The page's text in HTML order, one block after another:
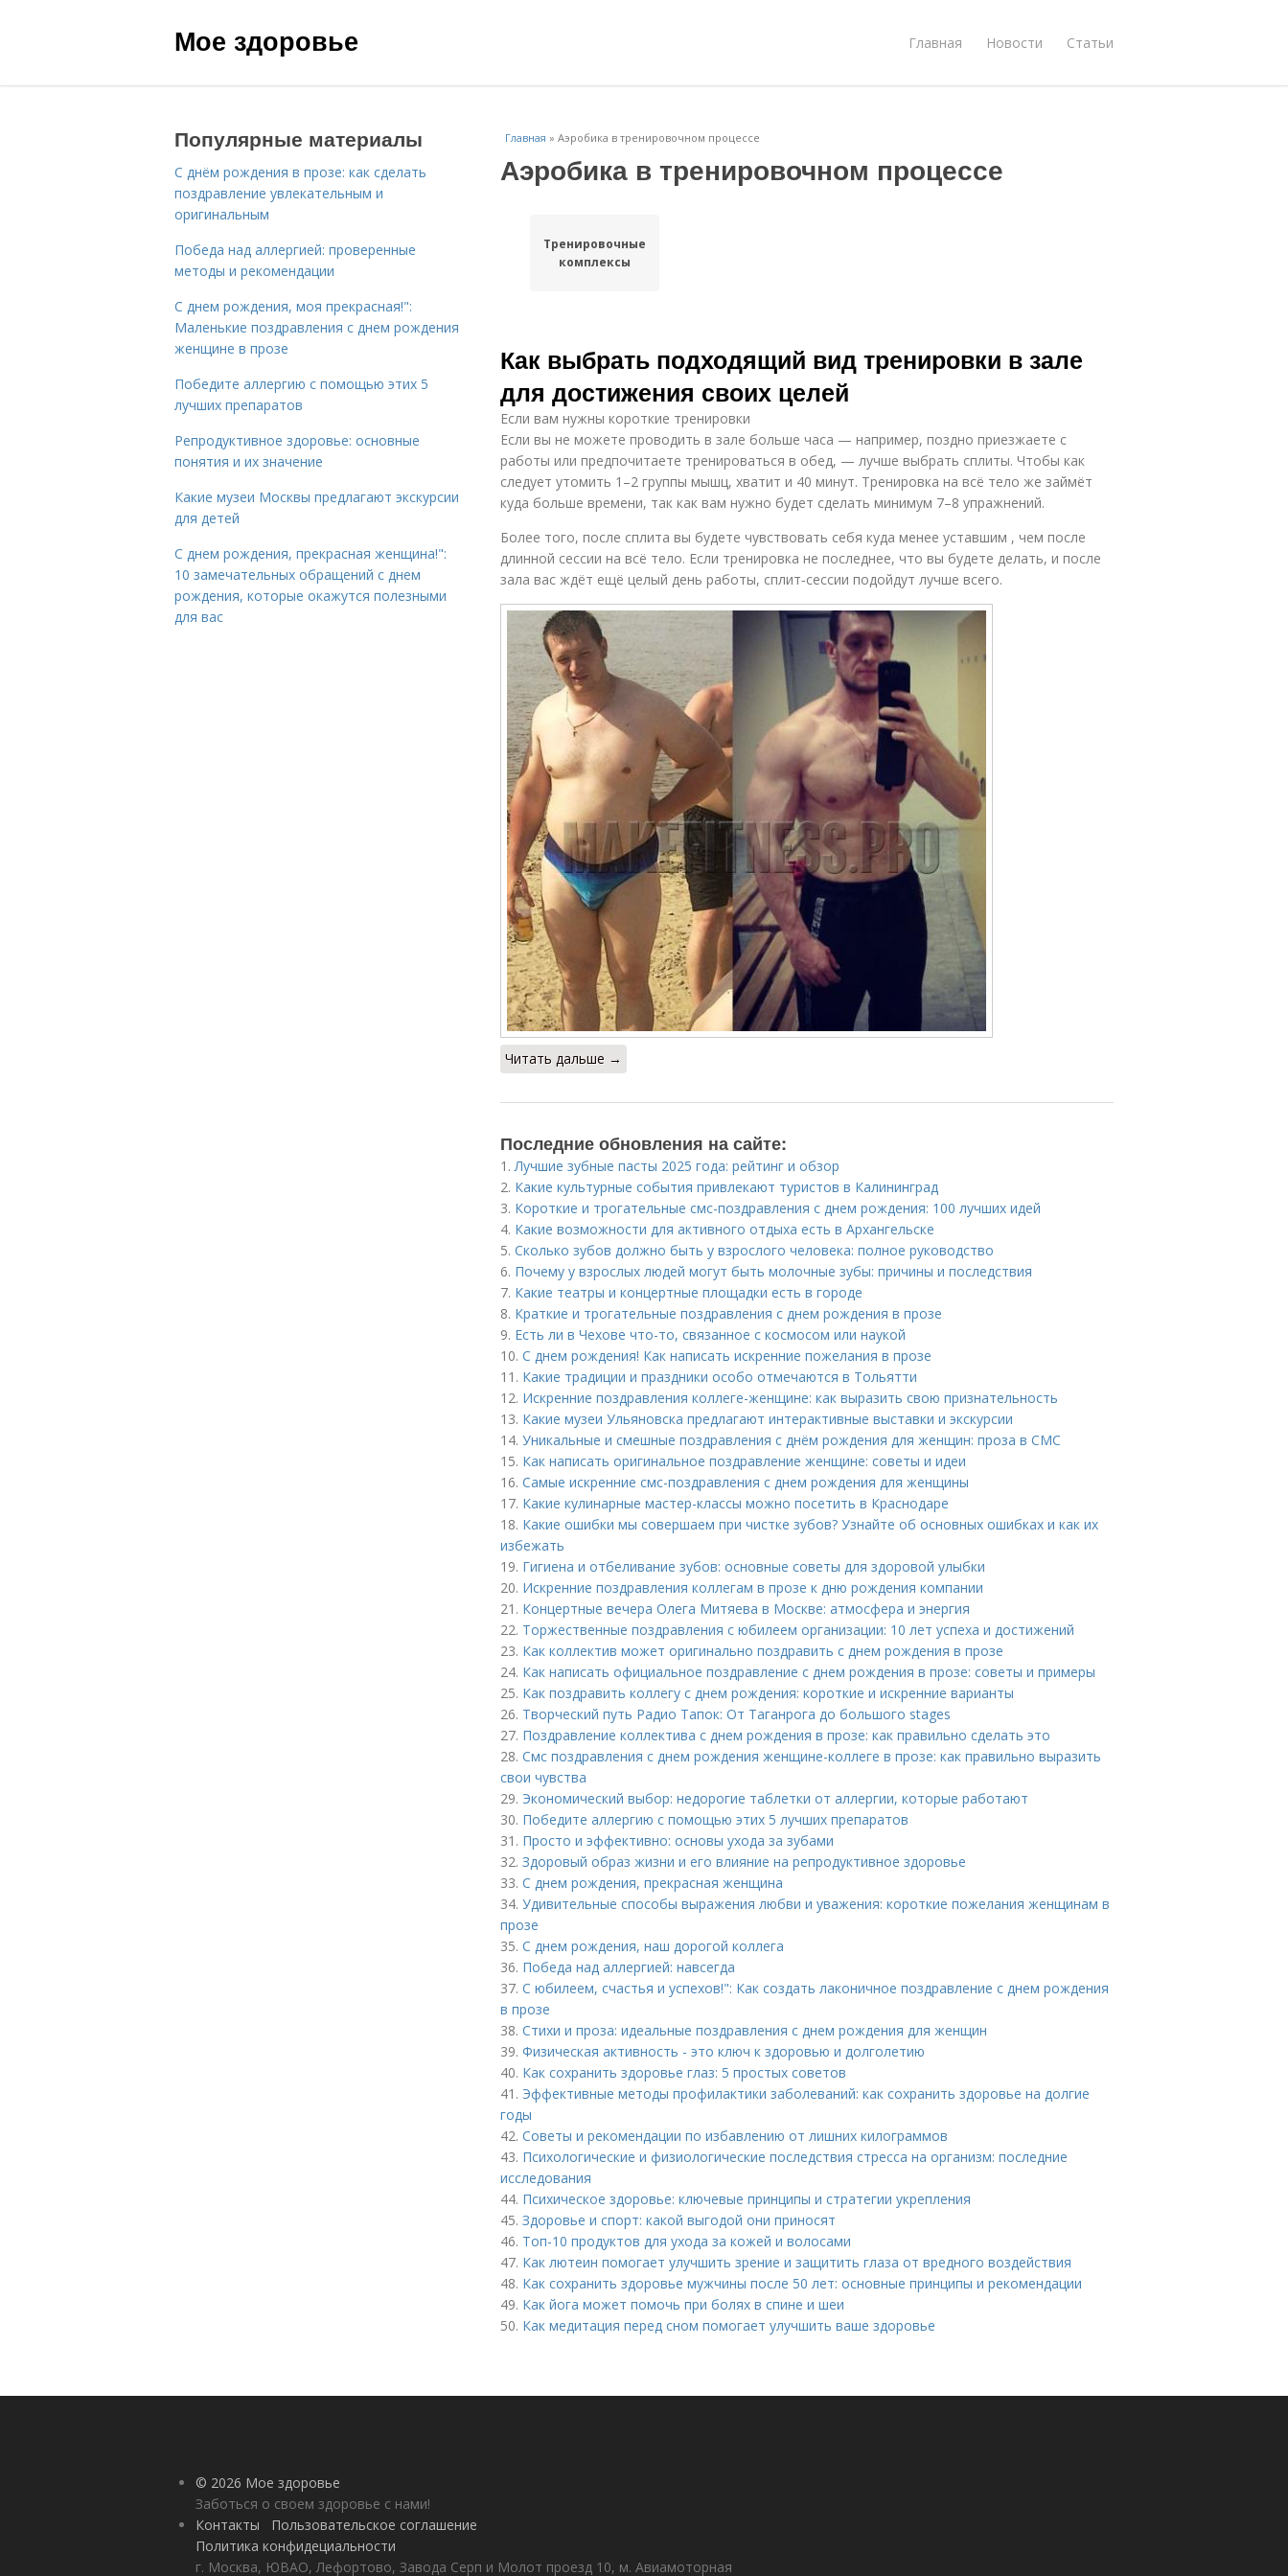
Мое здоровье Главная Новости Статьи
Главная » Аэробика в тренировочном процессе
Аэробика в тренировочном процессе
Тренировочные
комплексы
Как выбрать подходящий вид тренировки в зале
для достижения своих целей
Если вам нужны короткие тренировки
Если вы не можете проводить в зале больше часа — например, поздно приезжаете с
работы или предпочитаете тренироваться в обед, — лучше выбрать сплиты. Чтобы как
следует утомить 1–2 группы мышц, хватит и 40 минут. Тренировка на всё тело же займёт
куда больше времени, так как вам нужно будет сделать минимум 7–8 упражнений.
Более того, после сплита вы будете чувствовать себя куда менее уставшим , чем после
длинной сессии на всё тело. Если тренировка не последнее, что вы будете делать, и после
зала вас ждёт ещё целый день работы, сплит‑сессии подойдут лучше всего.
Читать дальше →
Последние обновления на сайте:
1.Лучшие зубные пасты 2025 года: рейтинг и обзор
2. Какие культурные события привлекают туристов в Калининград
3. Короткие и трогательные смс-поздравления с днем рождения: 100 лучших идей
4. Какие возможности для активного отдыха есть в Архангельске
5. Сколько зубов должно быть у взрослого человека: полное руководство
6. Почему у взрослых людей могут быть молочные зубы: причины и последствия
7. Какие театры и концертные площадки есть в городе
8. Краткие и трогательные поздравления с днем рождения в прозе
9. Есть ли в Чехове что-то, связанное с космосом или наукой
10. С днем рождения! Как написать искренние пожелания в прозе
11. Какие традиции и праздники особо отмечаются в Тольятти
12. Искренние поздравления коллеге-женщине: как выразить свою признательность
13. Какие музеи Ульяновска предлагают интерактивные выставки и экскурсии
14. Уникальные и смешные поздравления с днём рождения для женщин: проза в СМС
15. Как написать оригинальное поздравление женщине: советы и идеи
16. Самые искренние смс-поздравления с днем рождения для женщины
17. Какие кулинарные мастер-классы можно посетить в Краснодаре
18. Какие ошибки мы совершаем при чистке зубов? Узнайте об основных ошибках и как их
избежать
19. Гигиена и отбеливание зубов: основные советы для здоровой улыбки
20. Искренние поздравления коллегам в прозе к дню рождения компании
21. Концертные вечера Олега Митяева в Москве: атмосфера и энергия
22. Торжественные поздравления с юбилеем организации: 10 лет успеха и достижений
23. Как коллектив может оригинально поздравить с днем рождения в прозе
24. Как написать официальное поздравление с днем рождения в прозе: советы и примеры
25. Как поздравить коллегу с днем рождения: короткие и искренние варианты
26. Творческий путь Радио Тапок: От Таганрога до большого stages
27. Поздравление коллектива с днем рождения в прозе: как правильно сделать это
28. Смс поздравления с днем рождения женщине-коллеге в прозе: как правильно выразить
свои чувства
29. Экономический выбор: недорогие таблетки от аллергии, которые работают
30. Победите аллергию с помощью этих 5 лучших препаратов
31. Просто и эффективно: основы ухода за зубами
32. Здоровый образ жизни и его влияние на репродуктивное здоровье
33. С днем рождения, прекрасная женщина
34. Удивительные способы выражения любви и уважения: короткие пожелания женщинам в
прозе
35. С днем рождения, наш дорогой коллега
36. Победа над аллергией: навсегда
37. С юбилеем, счастья и успехов!": Как создать лаконичное поздравление с днем рождения
в прозе
38. Стихи и проза: идеальные поздравления с днем рождения для женщин
39. Физическая активность - это ключ к здоровью и долголетию
40. Как сохранить здоровье глаз: 5 простых советов
41. Эффективные методы профилактики заболеваний: как сохранить здоровье на долгие
годы
42. Советы и рекомендации по избавлению от лишних килограммов
43. Психологические и физиологические последствия стресса на организм: последние
исследования
44. Психическое здоровье: ключевые принципы и стратегии укрепления
45. Здоровье и спорт: какой выгодой они приносят
46. Топ-10 продуктов для ухода за кожей и волосами
47. Как лютеин помогает улучшить зрение и защитить глаза от вредного воздействия
48. Как сохранить здоровье мужчины после 50 лет: основные принципы и рекомендации
49. Как йога может помочь при болях в спине и шеи
50. Как медитация перед сном помогает улучшить ваше здоровье
Популярные материалы
С днём рождения в прозе: как сделать
поздравление увлекательным и
оригинальным
Победа над аллергией: проверенные
методы и рекомендации
С днем рождения, моя прекрасная!":
Маленькие поздравления с днем рождения
женщине в прозе
Победите аллергию с помощью этих 5
лучших препаратов
Репродуктивное здоровье: основные
понятия и их значение
Какие музеи Москвы предлагают экскурсии
для детей
С днем рождения, прекрасная женщина!":
10 замечательных обращений с днем
рождения, которые окажутся полезными
для вас
© 2026 Мое здоровье
Заботься о своем здоровье с нами!
Контакты
Пользовательское соглашение
Политика конфидециальности
г. Москва, ЮВАО, Лефортово, Завода Серп и Молот проезд 10, м. Авиамоторная